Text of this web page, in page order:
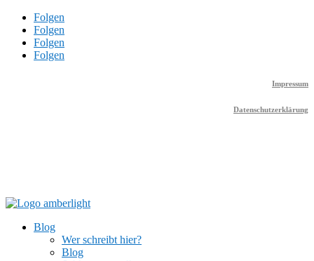
Folgen
Folgen
Folgen
Folgen
Impressum
Datenschutzerklärung
Blog
Wer schreibt hier?
Blog